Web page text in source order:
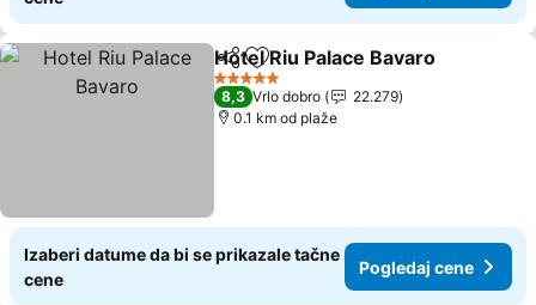
Deli Dodati u favorite
Hotel Riu Palace Bavaro
5 Zvezdice
8,3 Vrlo dobro
22.279
0.1 km od plaže
Izaberi datume da bi se prikazale tačne
cene
Pogledaj cene